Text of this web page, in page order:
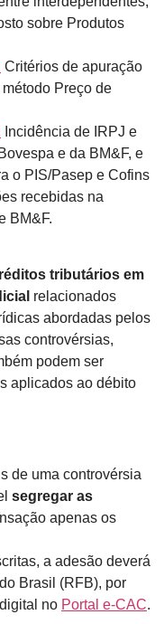
sobre Produtos
Critérios de apuração
Preço de
Incidência de IRPJ e
e da BM&F, e
o PIS/Pasep e Cofins
recebidas na
BM&F.
tributários em
relacionados
abordadas pelos
controvérsias,
podem ser
aplicados ao débito
de uma controvérsia
segregar as
apenas os
a adesão deverá
Brasil (RFB), por
no Portal e-CAC.